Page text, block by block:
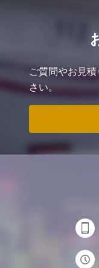
ご質問やお見
さい。